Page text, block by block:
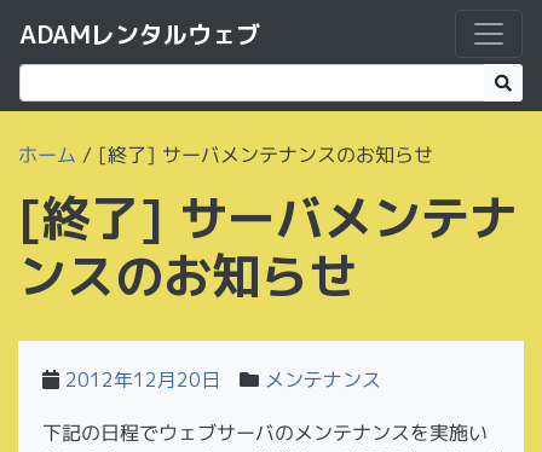
ADAMレンタルウェブ
ホーム / [終了] サーバメンテナンスのお知らせ
[終了] サーバメンテナ
ンスのお知らせ
2012年12月20日 メンテナンス
下記の日程でウェブサーバのメンテナンスを実施い